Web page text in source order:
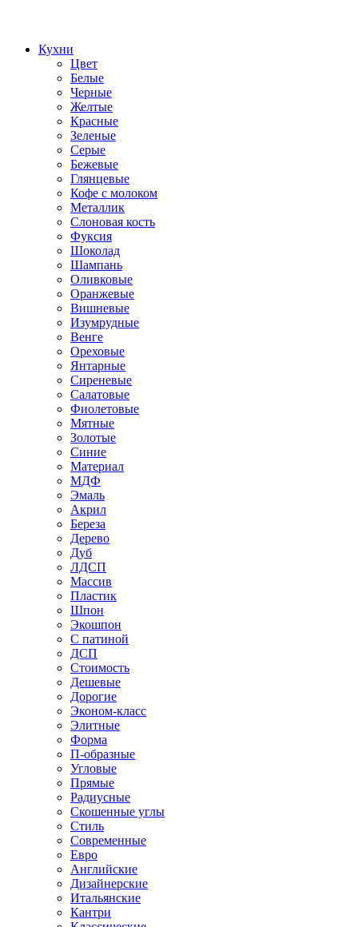
Кухни
Цвет
Белые
Черные
Желтые
Красные
Зеленые
Серые
Бежевые
Глянцевые
Кофе с молоком
Металлик
Слоновая кость
Фуксия
Шоколад
Шампань
Оливковые
Оранжевые
Вишневые
Изумрудные
Венге
Ореховые
Янтарные
Сиреневые
Салатовые
Фиолетовые
Мятные
Золотые
Синие
Материал
МДФ
Эмаль
Акрил
Береза
Дерево
Дуб
ЛДСП
Массив
Пластик
Шпон
Экошпон
С патиной
ДСП
Стоимость
Дешевые
Дорогие
Эконом-класс
Элитные
Форма
П-образные
Угловые
Прямые
Радиусные
Скошенные углы
Стиль
Современные
Евро
Английские
Дизайнерские
Итальянские
Кантри